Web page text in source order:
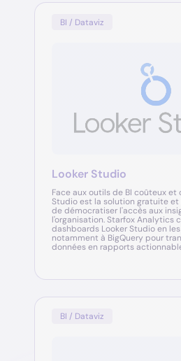
BI / Dataviz
Looker Studio
Face aux outils de BI coûteux et
Studio est la solution gratuite
de démocratiser l'accès aux
l'organisation. Starfox Analytics
dashboards Looker Studio en
notamment à BigQuery pour
données en rapports
BI / Dataviz